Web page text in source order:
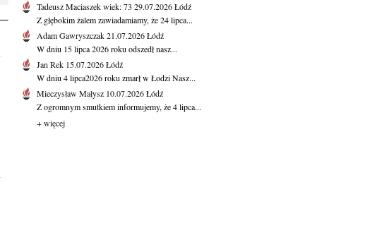
Tadeusz Maciaszekwiek: 73 29.07.2026Łódź
Z głębokim żalem zawiadamiamy, że 24 lipca...
Adam Gawryszczak21.07.2026Łódź
W dniu 15 lipca 2026 roku odszedł nasz...
Jan Rek 15.07.2026Łódź
W dniu 4 lipca2026 roku zmarł w Łodzi Nasz...
Mieczysław Małysz 10.07.2026Łódź
Z ogromnym smutkiem informujemy, że 4 lipca...
+ więcej